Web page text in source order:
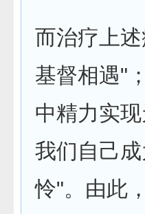
而治疗上
基督相遇"
中精力实
我们自己
怜"。由此